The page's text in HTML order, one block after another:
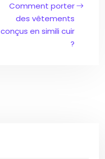
Comment porter
des vêtements
conçus en simili cuir
?